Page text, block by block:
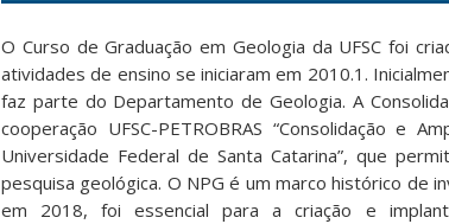
O Curso de Graduação em Geologia da UFSC foi
atividades de ensino se iniciaram em 2010.1.
faz parte do Departamento de Geologia. A
cooperação UFSC-PETROBRAS “Consolidação e
Universidade Federal de Santa Catarina”, que
pesquisa geológica. O NPG é um marco histórico de
em 2018, foi essencial para a criação e